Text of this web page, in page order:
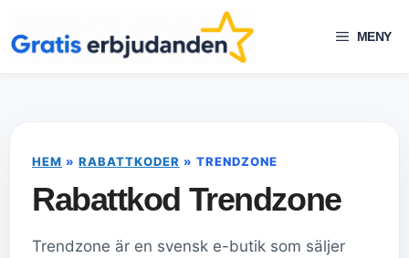
till
innehåll
MENY
HEM »RABATTKODER » TRENDZONE
Rabattkod Trendzone
Trendzone är en svensk e-butik som säljer